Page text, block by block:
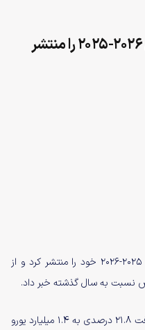
یوبی‌سافت گزارش سال مالی ۲۰۲۶-۲۰۲۵ را منتشر
شرکت یوبی‌سافت نتایج مالی سال مالی ۲۰۲۵-۲۰۲۶ خود را منتشر کرد و از
نسبت به سال گذشته خبر داد.
طبق این گزارش، درآمد سالانه شرکت با افت ۲۱.۸ درصدی به ۱.۴ میلیارد یورو